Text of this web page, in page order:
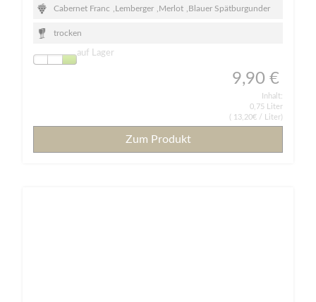
Cabernet Franc Lemberger Merlot Blauer Spätburgunder
trocken
auf Lager
9,90 €
Inhalt:
0,75 Liter
( 13,20€ / Liter)
Zum Produkt